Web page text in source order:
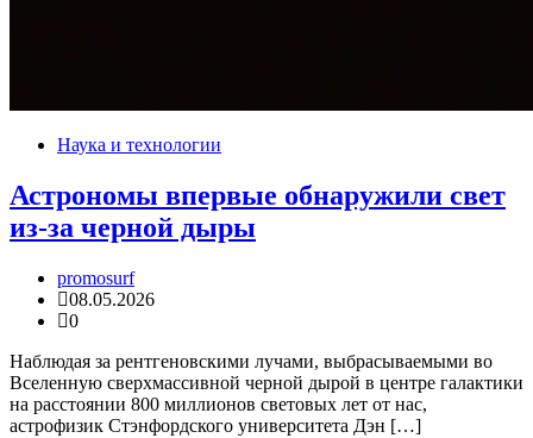
Наука и технологии
Астрономы впервые обнаружили свет
из-за черной дыры
promosurf
08.05.2026
0
Наблюдая за рентгеновскими лучами, выбрасываемыми во
Вселенную сверхмассивной черной дырой в центре галактики
на расстоянии 800 миллионов световых лет от нас,
астрофизик Стэнфордского университета Дэн […]